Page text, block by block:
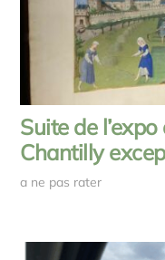
Suite de
Chantilly
a ne pas rater